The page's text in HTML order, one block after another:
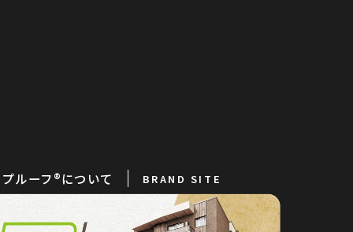
ルーフ®︎について BRAND SITE